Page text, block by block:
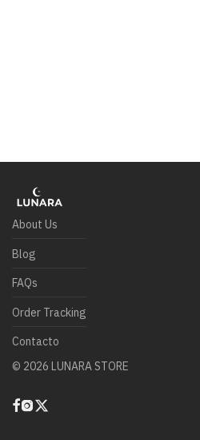
About Us
Blog
FAQs
Order Tracking
Contacto
© 2026 LUNARA STORE